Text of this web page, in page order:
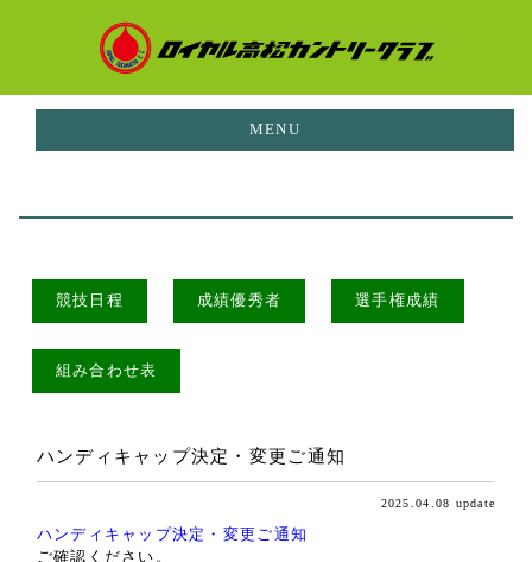
MENU
お知らせ
EVENTS
施設案内
FACILITIES
RESTAURANT
競技日程 成績優秀者 選手権成績
組み合わせ表
ハンディキャップ決定・変更ご通知
2025.04.08 update
ハンディキャップ決定・変更ご通知
ご確認ください。